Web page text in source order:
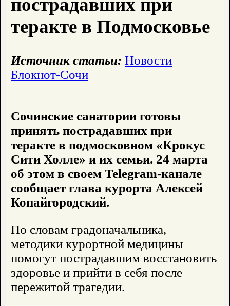
пострадавших при
теракте в Подмосковье
Источник статьи: Новости
Блокнот-Сочи
Сочинские санатории готовы
принять пострадавших при
теракте в подмосковном «Крокус
Сити Холле» и их семьи. 24 марта
об этом в своем Telegram-канале
сообщает глава курорта Алексей
Копайгородский.
По словам градоначальника,
методики курортной медицины
помогут пострадавшим восстановить
здоровье и прийти в себя после
пережитой трагедии.